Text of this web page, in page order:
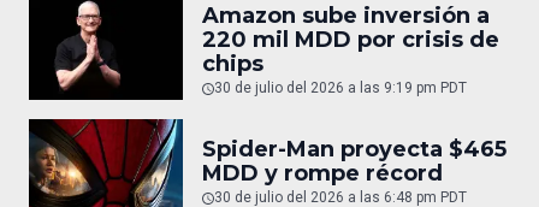
Amazon sube inversión a
220 mil MDD por crisis de
chips
30 de julio del 2026 a las 9:19 pm PDT
Spider-Man proyecta $465
MDD y rompe récord
30 de julio del 2026 a las 6:48 pm PDT